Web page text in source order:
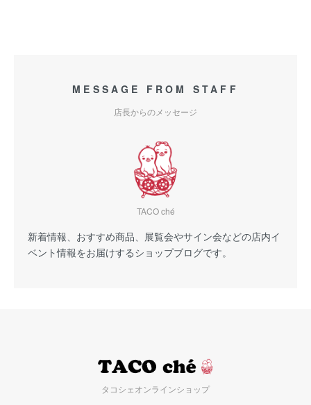
MESSAGE FROM STAFF
店長からのメッセージ
TACO ché
新着情報、おすすめ商品、展覧会やサイン会などの店内イ
ベント情報をお届けするショップブログです。
タコシェオンラインショップ